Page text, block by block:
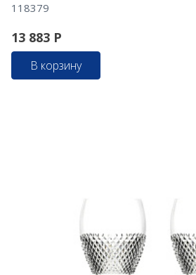
118379
13 883 Р
В корзину